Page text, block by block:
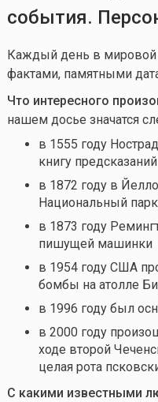
события.
Каждый день в мировой
фактами, памятными
Что интересного
нашем досье значатся
в 1555 году
книгу предсказаний
в 1872 году в
Национальный
в 1873 году
пишущей машинки
в 1954 году США
бомбы на атолле
в 1996 году был
в 2000 году
ходе второй
целая рота
С какими известными